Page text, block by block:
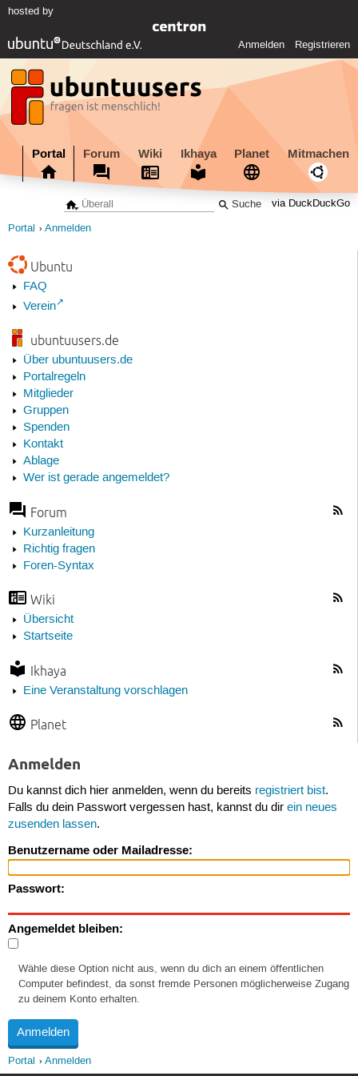
hosted by
Anmelden Registrieren
Portal Forum Wiki Ikhaya Planet Mitmachen
via DuckDuckGo
Portal Anmelden
Ubuntu
FAQ
Verein
ubuntuusers.de
Über ubuntuusers.de
Portalregeln
Mitglieder
Gruppen
Spenden
Kontakt
Ablage
Wer ist gerade angemeldet?
Forum
Kurzanleitung
Richtig fragen
Foren-Syntax
Wiki
Übersicht
Startseite
Ikhaya
Eine Veranstaltung vorschlagen
Planet
Anmelden
Du kannst dich hier anmelden, wenn du bereits registriert bist.
Falls du dein Passwort vergessen hast, kannst du dir ein neues
zusenden lassen.
Benutzername oder Mailadresse:
Passwort:
Angemeldet bleiben:
Wähle diese Option nicht aus, wenn du dich an einem öffentlichen
Computer befindest, da sonst fremde Personen möglicherweise Zugang
zu deinem Konto erhalten.
Portal Anmelden